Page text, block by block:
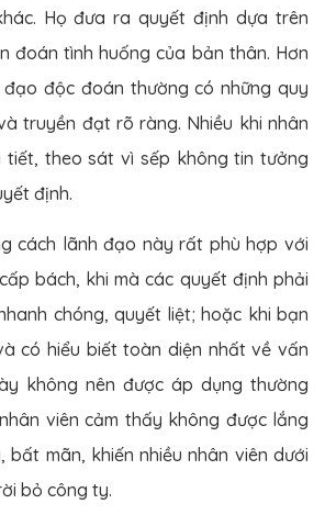
Họ đưa ra quyết định dựa trên
đoán tình huống của bản thân. Hơn
độc đoán thường có những quy
truyền đạt rõ ràng. Nhiều khi nhân
tiết, theo sát vì sếp không tin tưởng
định.
cách lãnh đạo này rất phù hợp với
bách, khi mà các quyết định phải
chóng, quyết liệt; hoặc khi bạn
có hiểu biết toàn diện nhất về vấn
không nên được áp dụng thường
viên cảm thấy không được lắng
mãn, khiến nhiều nhân viên dưới
bỏ công ty.